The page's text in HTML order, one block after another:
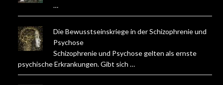
…
Die Bewusstseinskriege in der Schizophrenie und
Psychose
Schizophrenie und Psychose gelten als ernste
psychische Erkrankungen. Gibt sich …